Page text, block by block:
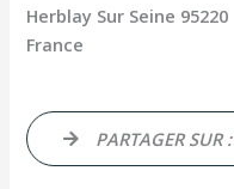
Herblay Sur Seine 95220
France
PARTAGER SUR :